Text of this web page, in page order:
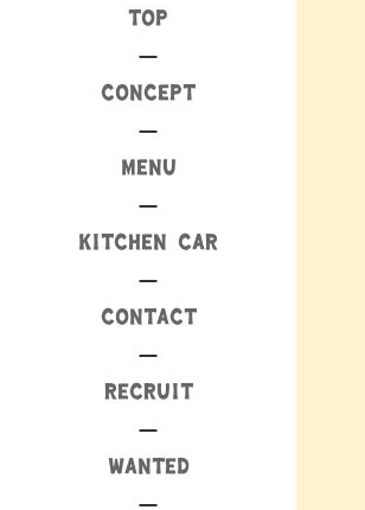
TOP
CONCEPT
MENU
KITCHEN CAR
CONTACT
RECRUIT
WANTED